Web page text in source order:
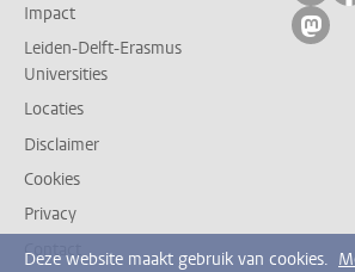
Impact
Leiden-Delft-Erasmus
Universities
Locaties
Disclaimer
Cookies
Privacy
Contact
Deze website maakt gebruik van cookies.